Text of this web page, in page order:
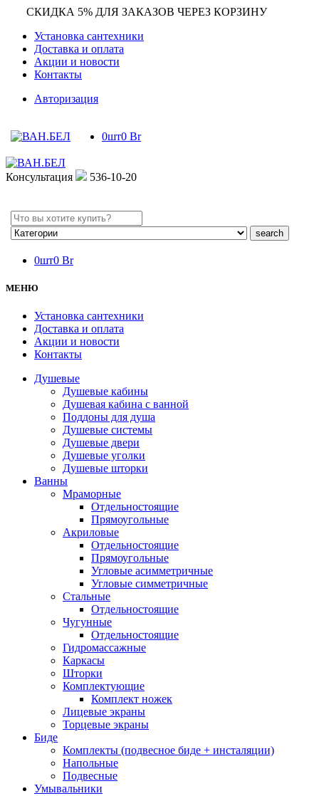
СКИДКА 5% ДЛЯ ЗАКАЗОВ ЧЕРЕЗ КОРЗИНУ
Установка сантехники
Доставка и оплата
Акции и новости
Контакты
Авторизация
0шт0 Br
Консультация 536-10-20
Search
here
0шт0 Br
МЕНЮ
Установка сантехники
Доставка и оплата
Акции и новости
Контакты
Душевые
Душевые кабины
Душевая кабина с ванной
Поддоны для душа
Душевые системы
Душевые двери
Душевые уголки
Душевые шторки
Ванны
Мраморные
Отдельностоящие
Прямоугольные
Акриловые
Отдельностоящие
Прямоугольные
Угловые асимметричные
Угловые симметричные
Стальные
Отдельностоящие
Чугунные
Отдельностоящие
Гидромассажные
Каркасы
Шторки
Комплектующие
Комплект ножек
Лицевые экраны
Торцевые экраны
Биде
Комплекты (подвесное биде + инсталяции)
Напольные
Подвесные
Умывальники